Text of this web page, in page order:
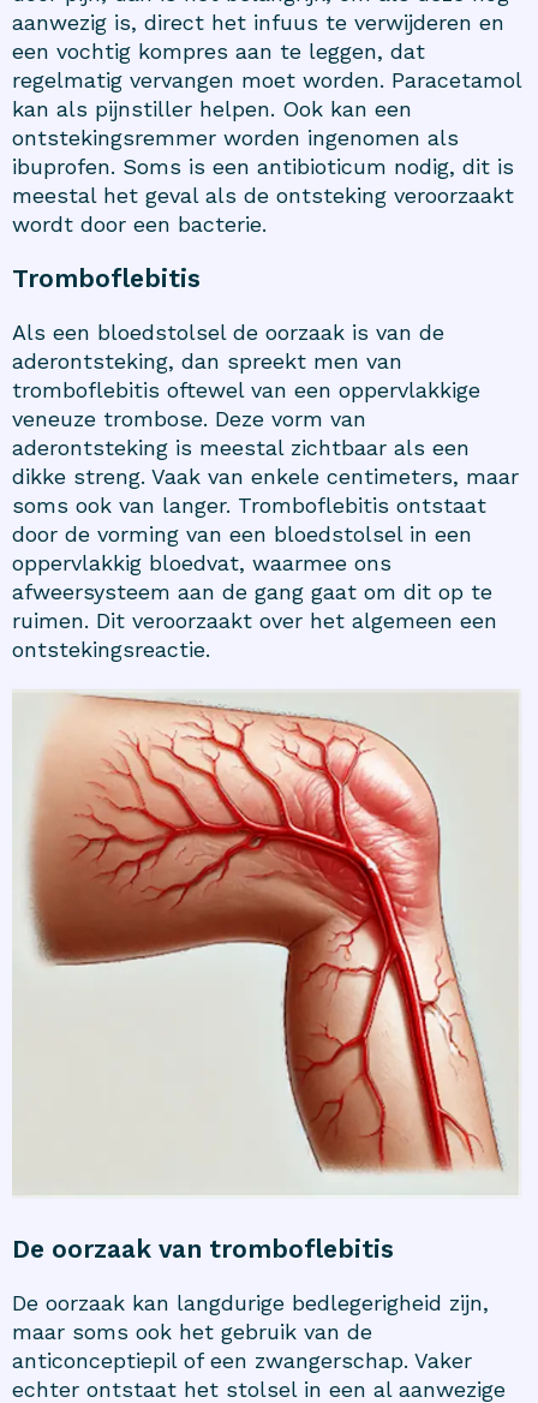
aanwezig is, direct het infuus te verwijderen en
een vochtig kompres aan te leggen, dat
regelmatig vervangen moet worden. Paracetamol
kan als pijnstiller helpen. Ook kan een
ontstekingsremmer worden ingenomen als
ibuprofen. Soms is een antibioticum nodig, dit is
meestal het geval als de ontsteking veroorzaakt
wordt door een bacterie.
Tromboflebitis
Als een bloedstolsel de oorzaak is van de
aderontsteking, dan spreekt men van
tromboflebitis oftewel van een oppervlakkige
veneuze trombose. Deze vorm van
aderontsteking is meestal zichtbaar als een
dikke streng. Vaak van enkele centimeters, maar
soms ook van langer. Tromboflebitis ontstaat
door de vorming van een bloedstolsel in een
oppervlakkig bloedvat, waarmee ons
afweersysteem aan de gang gaat om dit op te
ruimen. Dit veroorzaakt over het algemeen een
ontstekingsreactie.
De oorzaak van tromboflebitis
De oorzaak kan langdurige bedlegerigheid zijn,
maar soms ook het gebruik van de
anticonceptiepil of een zwangerschap. Vaker
echter ontstaat het stolsel in een al aanwezige